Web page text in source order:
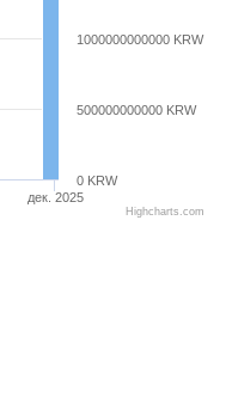
дек. 2025
0 KRW
500000000000 KRW
1000000000000 KRW
Highcharts.com